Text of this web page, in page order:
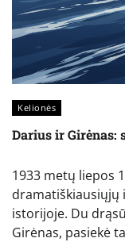
Kelionės
Darius ir
1933 metų liepos
dramatiškiausiųjų
istorijoje. Du
Girėnas, pasiekė